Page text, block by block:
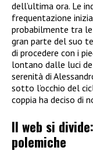
dell’ultima ora. Le
frequentazione
probabilmente tra le
gran parte del suo
di procedere con i
lontano dalle luci
serenità di
sotto l’occhio del
coppia ha deciso di
Il web si
polemiche